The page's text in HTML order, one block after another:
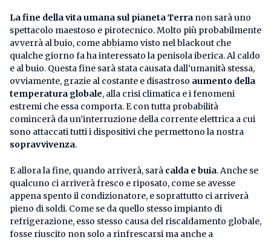
La fine della vita umana sul pianeta Terra non sarà uno
spettacolo maestoso e pirotecnico. Molto più probabilmente
avverrà al buio, come abbiamo visto nel blackout che
qualche giorno fa ha interessato la penisola iberica. Al caldo
e al buio. Questa fine sarà stata causata dall’umanità stessa,
ovviamente, grazie al costante e disastroso aumento della
temperatura globale, alla crisi climatica e i fenomeni
estremi che essa comporta. E con tutta probabilità
comincerà da un’interruzione della corrente elettrica a cui
sono attaccati tutti i dispositivi che permettono la nostra
sopravvivenza.
E allora la fine, quando arriverà, sarà calda e buia. Anche se
qualcuno ci arriverà fresco e riposato, come se avesse
appena spento il condizionatore, e soprattutto ci arriverà
pieno di soldi. Come se da quello stesso impianto di
refrigerazione, esso stesso causa del riscaldamento globale,
fosse riuscito non solo a rinfrescarsi ma anche a